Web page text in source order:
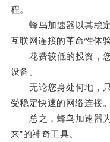
程。
蜂鸟加速器以其稳定
互联网连接的革命性体验
花费较低的投资，您
设备。
无论您身处何地，只
受稳定快速的网络连接。
总之，蜂鸟加速器为
来”的神奇工具。